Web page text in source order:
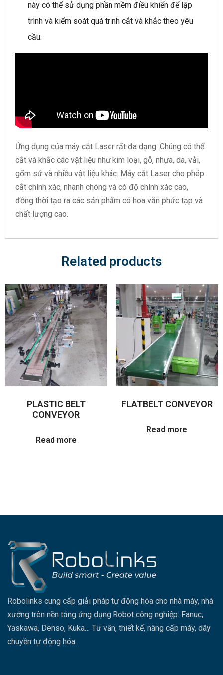
này có thể sử dụng phần mềm điều khiển để lập
trình và kiểm soát quá trình cắt và khắc theo yêu
cầu.
Ứng dụng của máy cắt Laser rất đa dạng. Chúng có thể
cắt và khắc các vật liệu như kim loại, gỗ, nhựa, da, vải,
gốm sứ và nhiều vật liệu khác. Máy cắt Laser cho phép
cắt chính xác, nhanh chóng và có độ chính xác cao,
đồng thời tạo ra các sản phẩm có hoa văn phức tạp và
chất lượng cao.
Related products
PLASTIC BELT
CONVEYOR
Read more
FLATBELT CONVEYOR
Read more
Robolinks cung cấp giải pháp tự động hóa cho nhà máy, nhà
xưởng trên nền tảng ứng dụng Robot công nghiệp: Fanuc,
Yaskawa, Denso, Kuka… Tư vấn, thiết kế, nâng cấp máy, dây
chuyền tự động hóa.